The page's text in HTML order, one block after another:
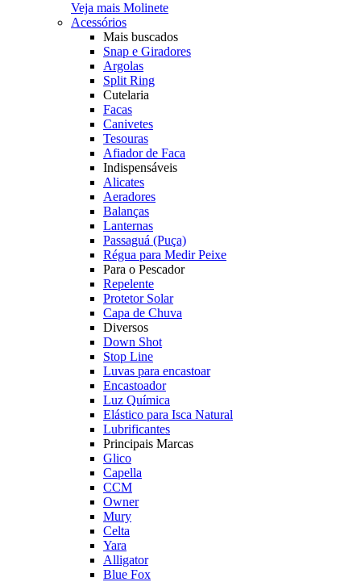
Veja mais Molinete
Acessórios
Mais buscados
Snap e Giradores
Argolas
Split Ring
Cutelaria
Facas
Canivetes
Tesouras
Afiador de Faca
Indispensáveis
Alicates
Aeradores
Balanças
Lanternas
Passaguá (Puça)
Régua para Medir Peixe
Para o Pescador
Repelente
Protetor Solar
Capa de Chuva
Diversos
Down Shot
Stop Line
Luvas para encastoar
Encastoador
Luz Química
Elástico para Isca Natural
Lubrificantes
Principais Marcas
Glico
Capella
CCM
Owner
Mury
Celta
Yara
Alligator
Blue Fox